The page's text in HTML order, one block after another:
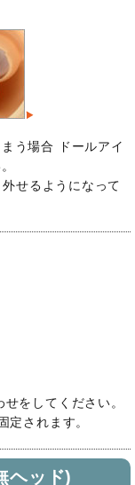
う場合 ドールアイ
せるようになって
をしてください。
定されます。
ヘッド)